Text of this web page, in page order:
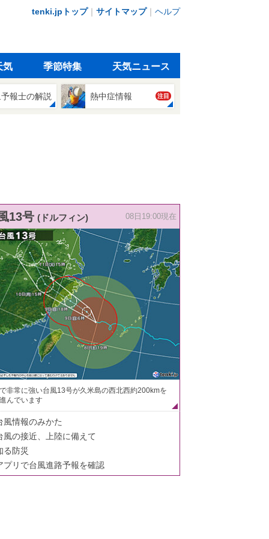
tenki.jpトップ｜ サイトマップ｜ ヘルプ
気 季節特集 天気ニュース
報士の解説 熱中症情報 注目
13号 (ドルフィン) 08日19:00現在
非常に強い台風13号が久米島の西北西約200kmを
んでいます
風情報のみかた
風の接近、上陸に備えて
る防災
プリで台風進路予報を確認